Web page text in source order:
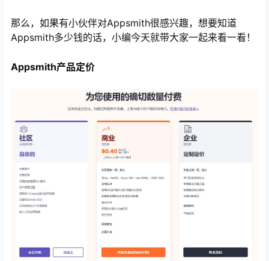
那么，如果有小伙伴对Appsmith很感兴趣，想要知道
Appsmith多少钱的话，小编今天就带大家一起来看一看！
Appsmith产品定价